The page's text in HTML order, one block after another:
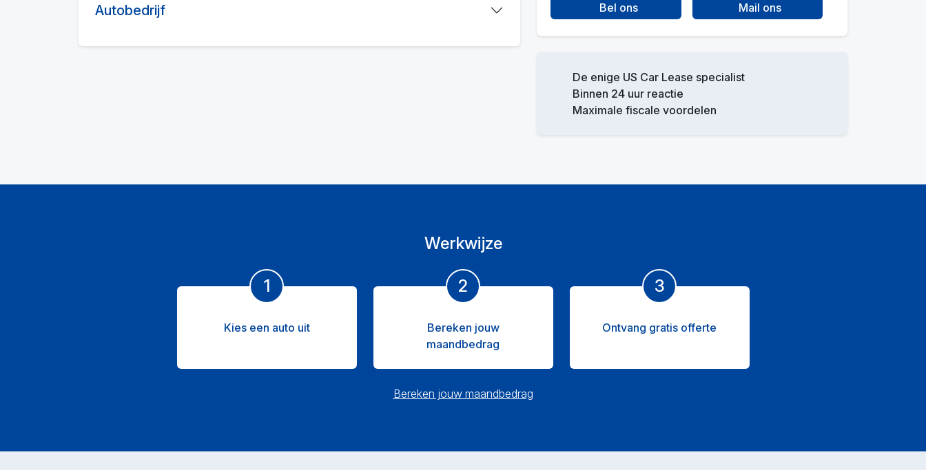
Autobedrijf Bel ons Mail ons
De enige US Car Lease specialist
Binnen 24 uur reactie
Maximale fiscale voordelen
Werkwijze
1
Kies een auto uit
2
Bereken jouw
maandbedrag
3
Ontvang gratis offerte
Bereken jouw maandbedrag